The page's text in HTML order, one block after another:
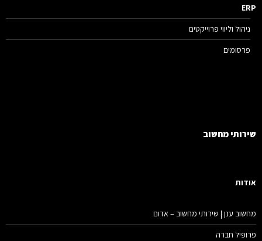
ניהול וליווי פרוייקטים
פרסומים
מחשוב
ענן | שירותי מחשוב – אדום
חברה